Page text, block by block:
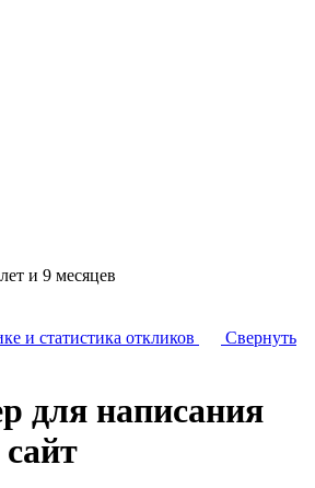
и 9 месяцев
и статистика откликов Свернуть
для написания